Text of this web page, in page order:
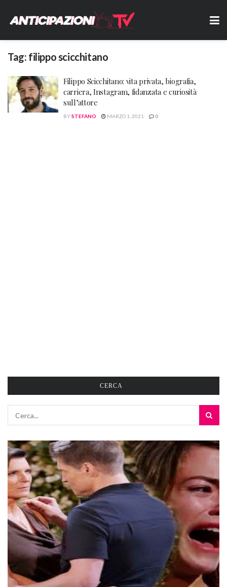
Tag: filippo scicchitano
Filippo Scicchitano: vita privata, biografia,
carriera, Instagram, fidanzata e curiosità
sull’attore
BYSTEFANO MARZO 1, 2021 0
CERCA